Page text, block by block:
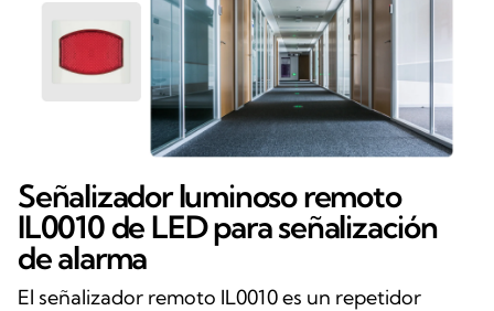
Señalizador luminoso remoto
IL0010 de LED para señalización
de alarma
El señalizador remoto IL0010 es un repetidor